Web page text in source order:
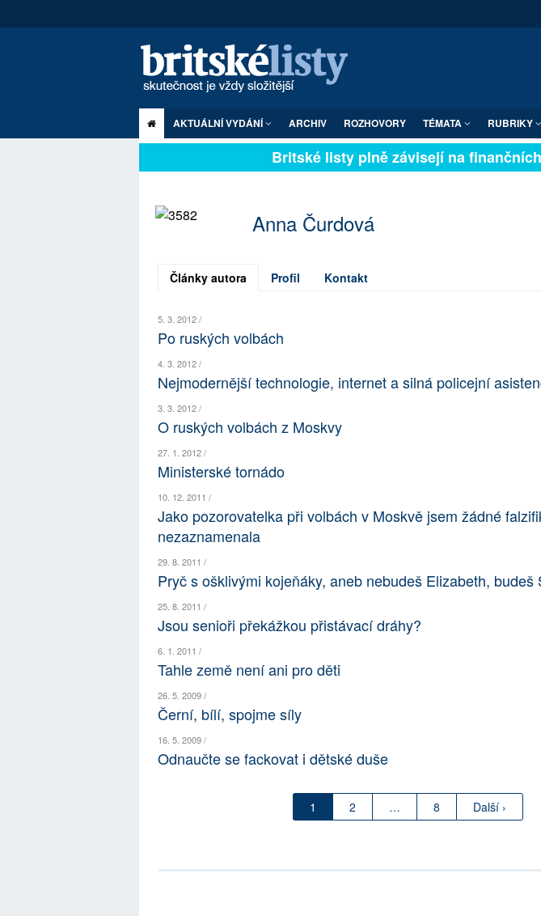
AKTUÁLNÍ VYDÁNÍ ARCHIV ROZHOVORY TÉMATA RUBRIKY
Britské listy plně závisejí na
Anna Čurdová
Články autora Profil Kontakt
5. 3. 2012 /
Po ruských volbách
4. 3. 2012 /
Nejmodernější technologie, internet a silná policejní
3. 3. 2012 /
O ruských volbách z Moskvy
27. 1. 2012 /
Ministerské tornádo
10. 12. 2011 /
Jako pozorovatelka při volbách v Moskvě jsem žádné
nezaznamenala
29. 8. 2011 /
Pryč s ošklivými kojeňáky, aneb nebudeš Elizabeth, budeš
25. 8. 2011 /
Jsou senioři překážkou přistávací dráhy?
6. 1. 2011 /
Tahle země není ani pro děti
26. 5. 2009 /
Černí, bílí, spojme síly
16. 5. 2009 /
Odnaučte se fackovat i dětské duše
1 2 … 8 Další ›